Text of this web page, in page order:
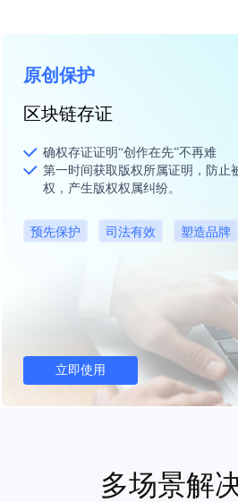
原创保护
区块链存证
确权存证证明“创作在先”不再难
第一时间获取版权所属证明，防止
权，产生版权权属纠纷。
预先保护 司法有效 塑造品牌
立即使用
多场景解